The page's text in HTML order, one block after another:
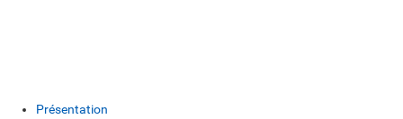
Présentation